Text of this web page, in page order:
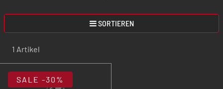
SORTIEREN
1 Artikel
SALE -30%